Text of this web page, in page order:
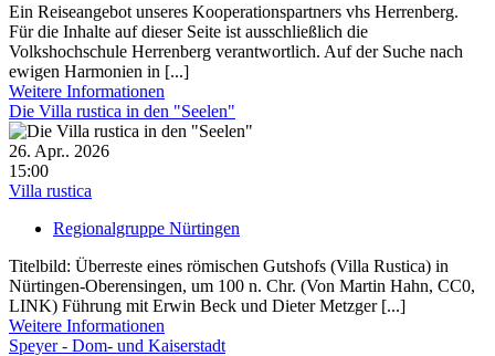
Ein Reiseangebot unseres Kooperationspartners vhs Herrenberg.
Für die Inhalte auf dieser Seite ist ausschließlich die
Volkshochschule Herrenberg verantwortlich. Auf der Suche nach
ewigen Harmonien in [...]
Weitere Informationen
Die Villa rustica in den "Seelen"
26. Apr.. 2026
15:00
Villa rustica
Regionalgruppe Nürtingen
Titelbild: Überreste eines römischen Gutshofs (Villa Rustica) in
Nürtingen-Oberensingen, um 100 n. Chr. (Von Martin Hahn, CC0,
LINK) Führung mit Erwin Beck und Dieter Metzger [...]
Weitere Informationen
Speyer - Dom- und Kaiserstadt